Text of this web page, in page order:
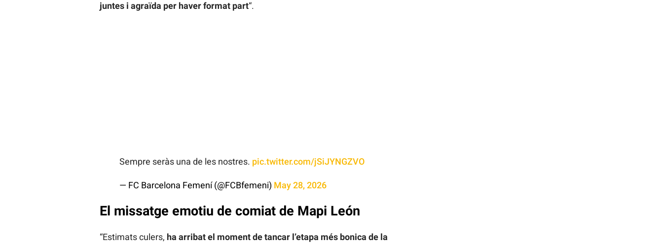
juntes i agraïda per haver format part“.
Sempre seràs una de les nostres. pic.twitter.com/jSiJYNGZVO
— FC Barcelona Femení (@FCBfemeni) May 28, 2026
El missatge emotiu de comiat de Mapi León
“Estimats culers, ha arribat el moment de tancar l’etapa més bonica de la